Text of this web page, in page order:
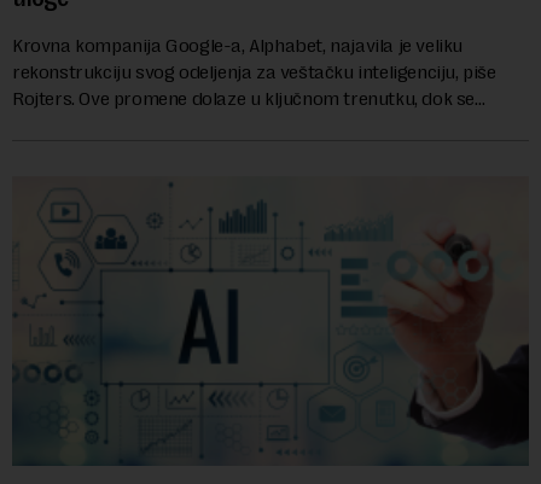
Krovna kompanija Google-a, Alphabet, najavila je veliku
rekonstrukciju svog odeljenja za veštačku inteligenciju, piše
Rojters. Ove promene dolaze u ključnom trenutku, dok se